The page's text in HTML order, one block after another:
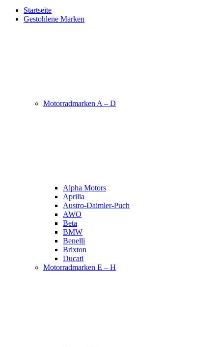
Startseite
Gestohlene Marken
Motorradmarken A – D
Alpha Motors
Aprilia
Austro-Daimler-Puch
AWO
Beta
BMW
Benelli
Brixton
Ducati
Motorradmarken E – H